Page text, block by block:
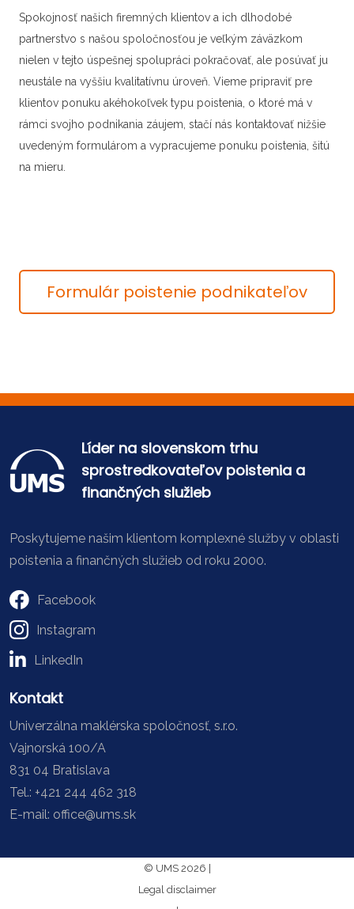
Spokojnosť našich firemných klientov a ich dlhodobé
partnerstvo s našou spoločnosťou je veľkým záväzkom
nielen v tejto úspešnej spolupráci pokračovať, ale posúvať ju
neustále na vyššiu kvalitatívnu úroveň. Vieme pripraviť pre
klientov ponuku akéhokoľvek typu poistenia, o ktoré má v
rámci svojho podnikania záujem, stačí nás kontaktovať nižšie
uvedeným formulárom a vypracujeme ponuku poistenia, šitú
na mieru.
Formulár poistenie podnikateľov
Líder na slovenskom trhu
sprostredkovateľov poistenia a
finančných služieb
Poskytujeme našim klientom komplexné služby v oblasti
poistenia a finančných služieb od roku 2000.
Facebook
Instagram
LinkedIn
Kontakt
Univerzálna maklérska spoločnosť, s.r.o.
Vajnorská 100/A
831 04 Bratislava
Tel.: +421 244 462 318
E-mail: office@ums.sk
© UMS 2026 |
Legal disclaimer